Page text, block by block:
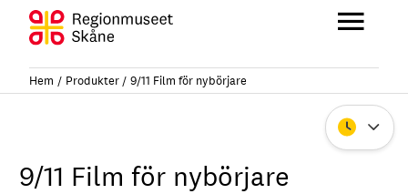
Hoppa
innehåll
Stäng
Hem Produkter 9/11 Film för nybörjare
9/11 Film för nybörjare